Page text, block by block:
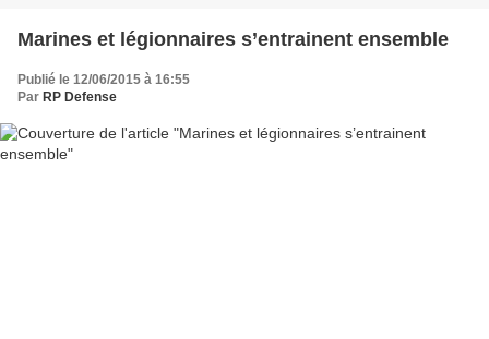
Marines et légionnaires s’entrainent ensemble
Publié le 12/06/2015 à 16:55
Par RP Defense